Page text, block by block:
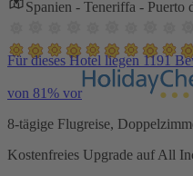
Spanien - Teneriffa - Puerto
Für dieses Hotel liegen 1191
von 81% vor
8-tägige Flugreise,
Kostenfreies Upgrade auf All